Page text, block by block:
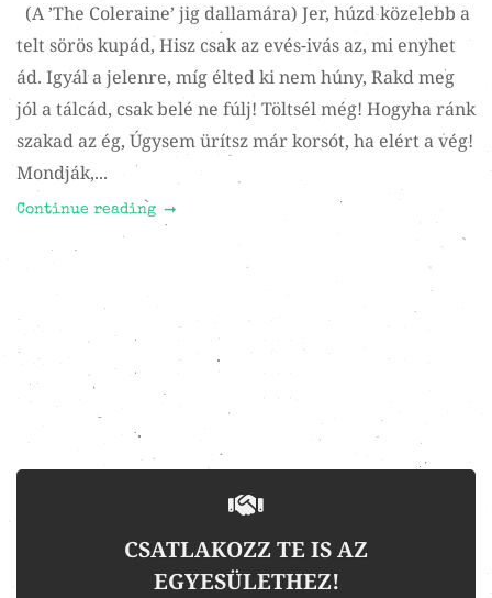
(A ’The Coleraine’ jig dallamára) Jer, húzd közelebb a
telt sörös kupád, Hisz csak az evés-ivás az, mi enyhet
ád. Igyál a jelenre, míg élted ki nem húny, Rakd meg
jól a tálcád, csak belé ne fúlj! Töltsél még! Hogyha ránk
szakad az ég, Úgysem ürítsz már korsót, ha elért a vég!
Mondják,...
Continue reading
CSATLAKOZZ TE IS AZ
EGYESÜLETHEZ!